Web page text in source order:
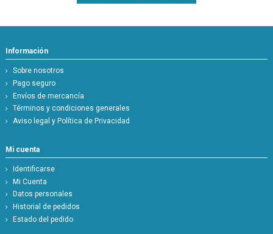
Información
Sobre nosotros
Pago seguro
Envíos de mercancía
Términos y condiciones generales
Aviso legal y Política de Privacidad
Mi cuenta
Identificarse
Mi Cuenta
Datos personales
Historial de pedidos
Estado del pedido